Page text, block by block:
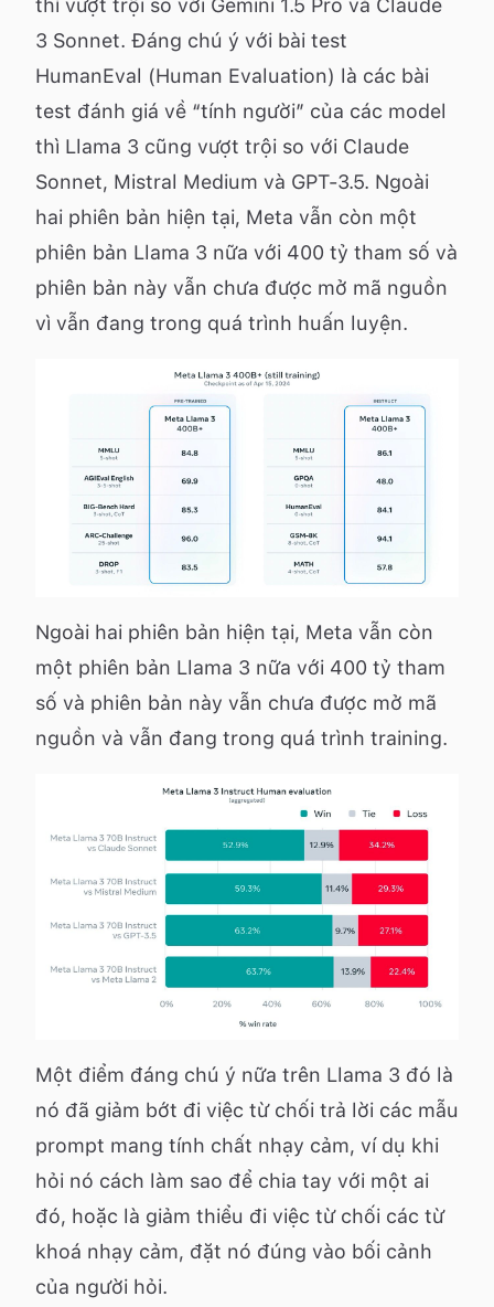
thì vượt trội so với Gemini 1.5 Pro và Claude
3 Sonnet. Đáng chú ý với bài test
HumanEval (Human Evaluation) là các bài
test đánh giá về “tính người” của các model
thì Llama 3 cũng vượt trội so với Claude
Sonnet, Mistral Medium và GPT-3.5. Ngoài
hai phiên bản hiện tại, Meta vẫn còn một
phiên bản Llama 3 nữa với 400 tỷ tham số và
phiên bản này vẫn chưa được mở mã nguồn
vì vẫn đang trong quá trình huấn luyện.
Ngoài hai phiên bản hiện tại, Meta vẫn còn
một phiên bản Llama 3 nữa với 400 tỷ tham
số và phiên bản này vẫn chưa được mở mã
nguồn và vẫn đang trong quá trình training.
Một điểm đáng chú ý nữa trên Llama 3 đó là
nó đã giảm bớt đi việc từ chối trả lời các mẫu
prompt mang tính chất nhạy cảm, ví dụ khi
hỏi nó cách làm sao để chia tay với một ai
đó, hoặc là giảm thiểu đi việc từ chối các từ
khoá nhạy cảm, đặt nó đúng vào bối cảnh
của người hỏi.